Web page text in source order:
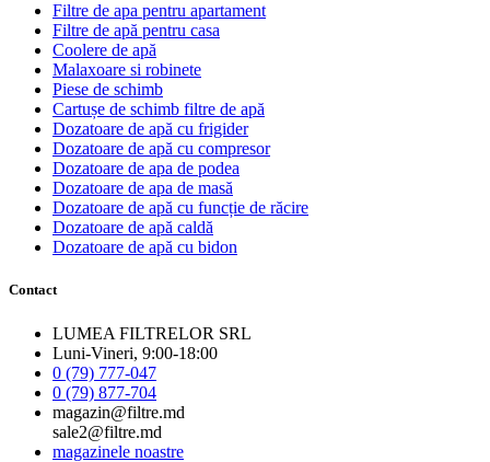
Filtre de apa pentru apartament
Filtre de apă pentru casa
Coolere de apă
Malaxoare si robinete
Piese de schimb
Cartușe de schimb filtre de apă
Dozatoare de apă cu frigider
Dozatoare de apă cu compresor
Dozatoare de apa de podea
Dozatoare de apa de masă
Dozatoare de apă cu funcție de răcire
Dozatoare de apă caldă
Dozatoare de apă cu bidon
Contact
LUMEA FILTRELOR SRL
Luni-Vineri, 9:00-18:00
0 (79) 777-047
0 (79) 877-704
magazin@filtre.md
sale2@filtre.md
magazinele noastre